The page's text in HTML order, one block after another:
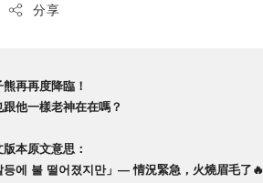
分享
熊再再度降臨！
跟他一樣老神在在嗎？
版本原文意思：
등에 불 떨어졌지만」— 情況緊急，火燒眉毛了🔥